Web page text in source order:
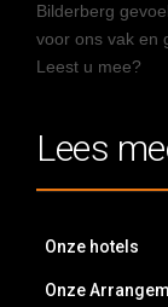
Bilderberg
voor ons vak en
Leest u mee?
Lees
Onze hotels
Onze